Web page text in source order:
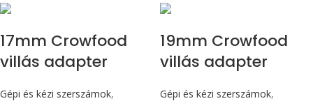
17mm Crowfood
villás adapter
Gépi és kézi szerszámok,
19mm Crowfood
villás adapter
Gépi és kézi szerszámok,